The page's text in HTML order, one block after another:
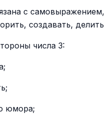
с
создавать,
числа 3:
юмора;